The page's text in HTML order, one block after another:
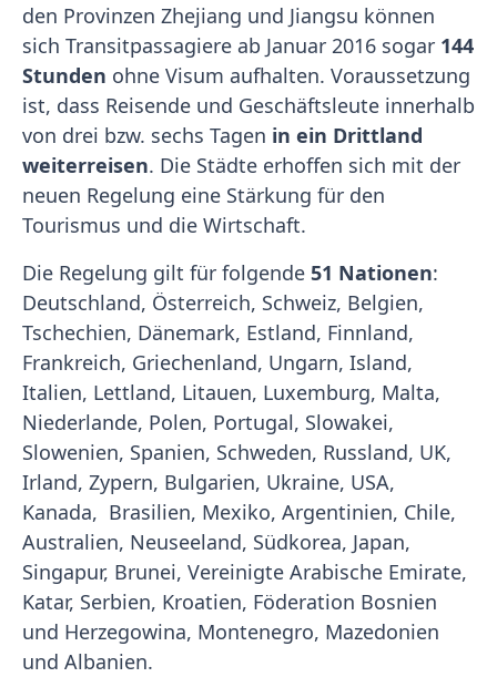
den Provinzen Zhejiang und Jiangsu können
sich Transitpassagiere ab Januar 2016 sogar 144
Stunden ohne Visum aufhalten. Voraussetzung
ist, dass Reisende und Geschäftsleute innerhalb
von drei bzw. sechs Tagen in ein Drittland
weiterreisen. Die Städte erhoffen sich mit der
neuen Regelung eine Stärkung für den
Tourismus und die Wirtschaft.
Die Regelung gilt für folgende 51 Nationen:
Deutschland, Österreich, Schweiz, Belgien,
Tschechien, Dänemark, Estland, Finnland,
Frankreich, Griechenland, Ungarn, Island,
Italien, Lettland, Litauen, Luxemburg, Malta,
Niederlande, Polen, Portugal, Slowakei,
Slowenien, Spanien, Schweden, Russland, UK,
Irland, Zypern, Bulgarien, Ukraine, USA,
Kanada, Brasilien, Mexiko, Argentinien, Chile,
Australien, Neuseeland, Südkorea, Japan,
Singapur, Brunei, Vereinigte Arabische Emirate,
Katar, Serbien, Kroatien, Föderation Bosnien
und Herzegowina, Montenegro, Mazedonien
und Albanien.